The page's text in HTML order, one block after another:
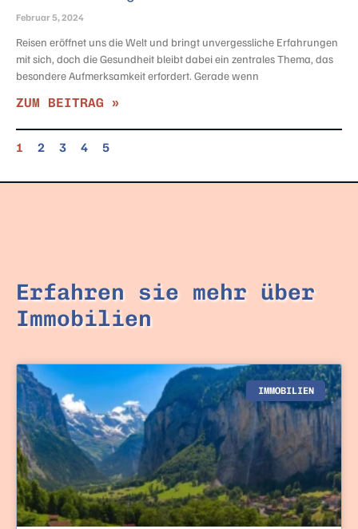
Februar 5, 2024
Reisen eröffnet uns die Welt und bringt unvergessliche Erfahrungen
mit sich, doch die Gesundheit bleibt dabei ein zentrales Thema, das
besondere Aufmerksamkeit erfordert. Gerade wenn
ZUM BEITRAG »
1 2 3 4 5
Erfahren sie mehr über
Immobilien
IMMOBILIEN